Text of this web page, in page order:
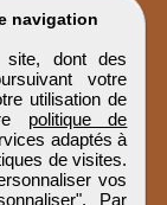
navigation
dont des
votre
utilisation de
politique de
adaptés à
de visites.
vos
Par